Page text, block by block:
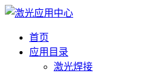
首页
应用目录
激光焊接